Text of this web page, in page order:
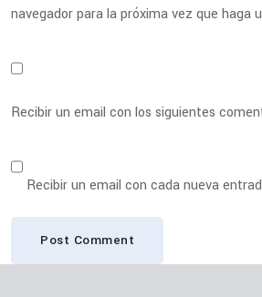
navegador para la próxima vez que haga
Recibir un email con los siguientes
Recibir un email con cada nueva
Post Comment